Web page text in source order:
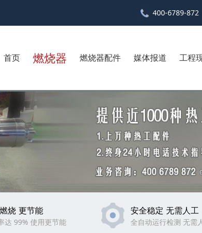
400-6789-872
首页 燃烧器 燃烧器配件 媒体报道 工程
烧 更节能
达 99% 使用更节能
安全稳定 无需人工
全自动运行检测 无需